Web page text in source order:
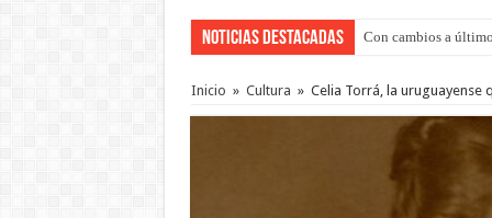
Noticias Destacadas Con cambios a
Adopción en Entre
Inicio » Cultura » Celia Torrá, la uruguayense